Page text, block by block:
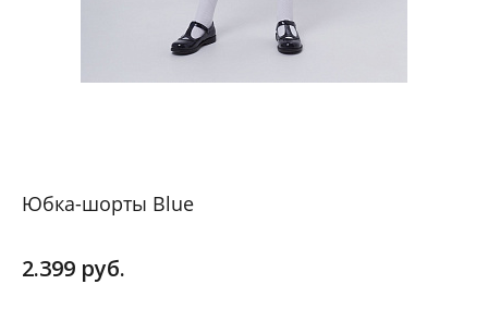
Юбка-шорты Blue
2.399 руб.